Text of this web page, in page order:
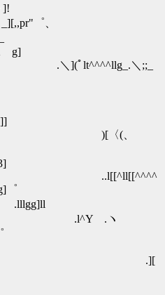
＾]!
゜、
＼;;_
゜
(、
゜
、 .l^Y .ヽ
.][
]ﾟ]t_